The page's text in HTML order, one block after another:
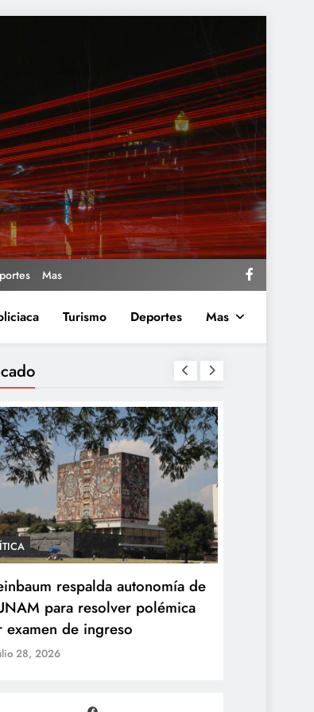
Mas
Turismo Deportes Mas
desaparece la Vocería
Presidencia y crea nueva
de Ayudantía
28, 2026